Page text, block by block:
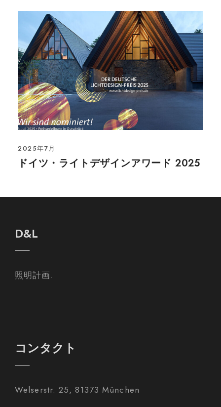
2025年7月
ドイツ・ライトデザインアワード 2025
D&L
照明計画.
コンタクト
Welserstr. 25, 81373 München